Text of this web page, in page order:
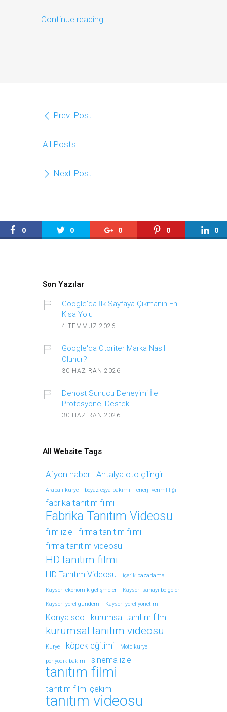
Continue reading
Prev. Post
All Posts
Next Post
0 0 0 0 0
Son Yazılar
Google'da İlk Sayfaya Çıkmanın En
Kısa Yolu
4 TEMMUZ 2026
Google'da Otoriter Marka Nasıl
Olunur?
30 HAZIRAN 2026
Dehost Sunucu Deneyimi İle
Profesyonel Destek
30 HAZIRAN 2026
All Website Tags
Afyon haber Antalya oto çilingir
Arabalı kurye beyaz eşya bakımı enerji verimliliği
fabrika tanıtım filmi
Fabrika Tanıtım Videosu
film izle
firma tanıtım filmi
firma tanıtım videosu
HD tanıtım filmi
HD Tanıtım Videosu içerik pazarlama
Kayseri ekonomik gelişmeler Kayseri sanayi bölgeleri
Kayseri yerel gündem Kayseri yerel yönetim
Konya seo kurumsal tanıtım filmi
kurumsal tanıtım videosu
Kurye köpek eğitimi Moto kurye
periyodik bakım sinema izle
tanıtım filmi
tanıtım filmi çekimi
tanıtım videosu